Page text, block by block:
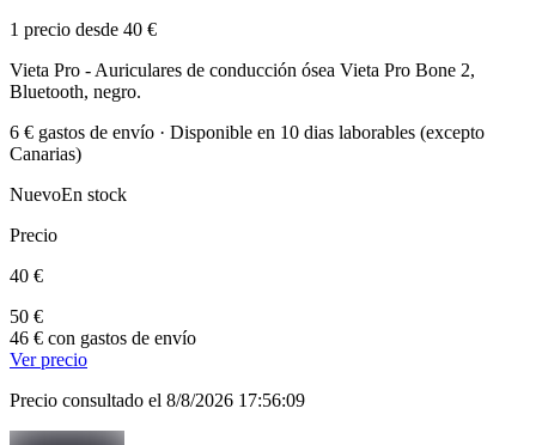
1 precio desde 40 €
Vieta Pro - Auriculares de conducción ósea Vieta Pro Bone 2,
Bluetooth, negro.
6 € gastos de envío · Disponible en 10 dias laborables (excepto
Canarias)
NuevoEn stock
Precio
40 €
50 €
46 € con gastos de envío
Ver precio
Precio consultado el 8/8/2026 17:56:09